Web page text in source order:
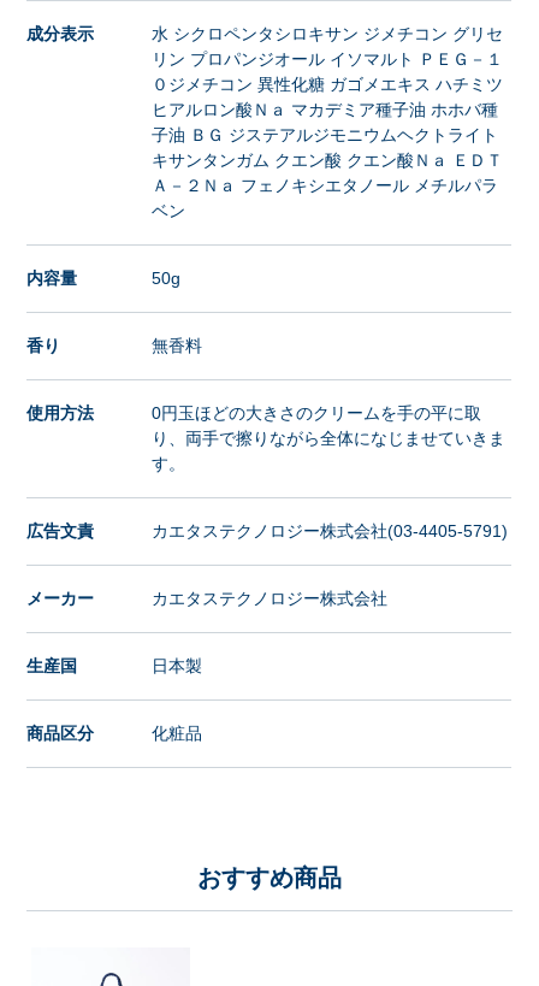
成分表示
水 シクロペンタシロキサン ジメチコン グリセ
リン プロパンジオール イソマルト ＰＥＧ－１
０ジメチコン 異性化糖 ガゴメエキス ハチミツ
ヒアルロン酸Ｎａ マカデミア種子油 ホホバ種
子油 ＢＧ ジステアルジモニウムヘクトライト
キサンタンガム クエン酸 クエン酸Ｎａ ＥＤＴ
Ａ－２Ｎａ フェノキシエタノール メチルパラ
ベン
内容量 50g
香り 無香料
使用方法
0円玉ほどの大きさのクリームを手の平に取
り、両手で擦りながら全体になじませていきま
す。
広告文責 カエタステクノロジー株式会社(03-4405-5791)
メーカー カエタステクノロジー株式会社
生産国 日本製
商品区分 化粧品
おすすめ商品